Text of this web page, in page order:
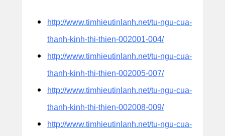
http://www.timhieutinlanh.net/tu-ngu-cua-
thanh-kinh-thi-thien-002001-004/
http://www.timhieutinlanh.net/tu-ngu-cua-
thanh-kinh-thi-thien-002005-007/
http://www.timhieutinlanh.net/tu-ngu-cua-
thanh-kinh-thi-thien-002008-009/
http://www.timhieutinlanh.net/tu-ngu-cua-